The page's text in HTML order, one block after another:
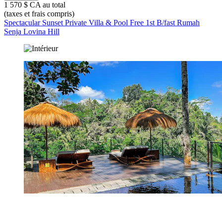
1 570 $ CA au total
(taxes et frais compris)
Spectacular Sunset Private Villa & Pool Free 1st B/fast Rumah
Senja Lovina Hill